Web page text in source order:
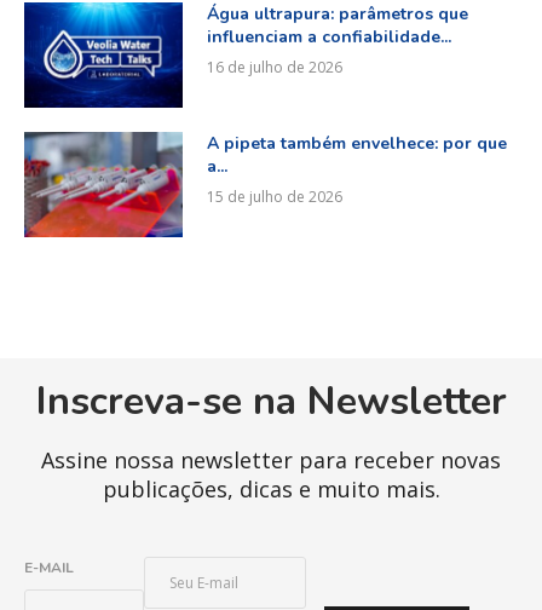
Água ultrapura: parâmetros que
influenciam a confiabilidade...
16 de julho de 2026
A pipeta também envelhece: por que
a...
15 de julho de 2026
Inscreva-se na Newsletter
Assine nossa newsletter para receber novas
publicações, dicas e muito mais.
E-MAIL